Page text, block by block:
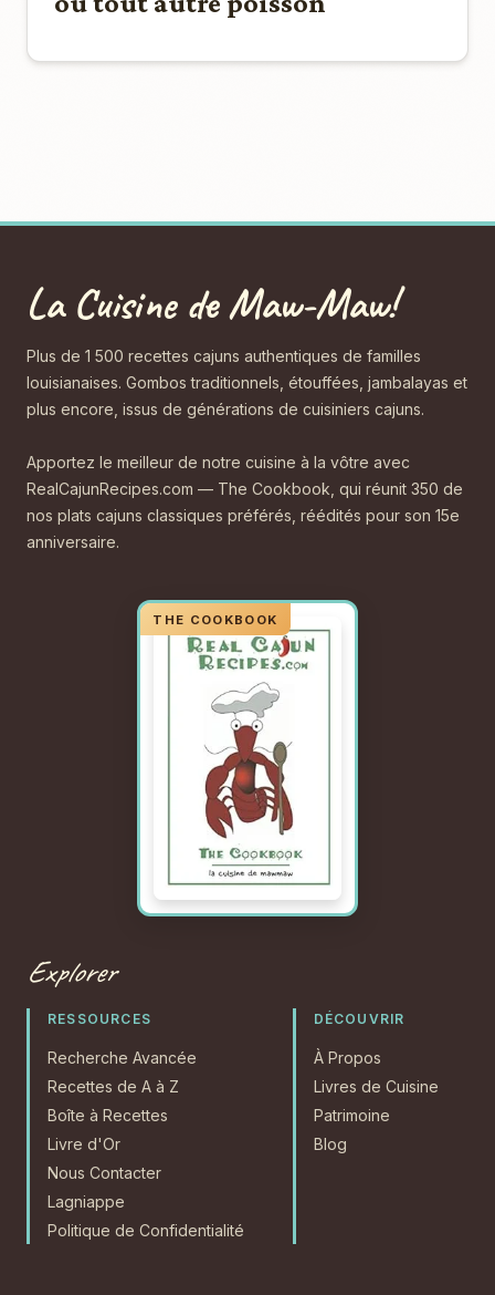
La Cuisine de Maw-Maw!
Plus de 1 500 recettes cajuns authentiques de familles
louisianaises. Gombos traditionnels, étouffées, jambalayas et
plus encore, issus de générations de cuisiniers cajuns.
Apportez le meilleur de notre cuisine à la vôtre avec
RealCajunRecipes.com — The Cookbook, qui réunit 350 de
nos plats cajuns classiques préférés, réédités pour son 15e
anniversaire.
Explorer
RESSOURCES
Recherche Avancée
Recettes de A à Z
Boîte à Recettes
Livre d'Or
Nous Contacter
Lagniappe
Politique de Confidentialité
DÉCOUVRIR
À Propos
Livres de Cuisine
Patrimoine
Blog